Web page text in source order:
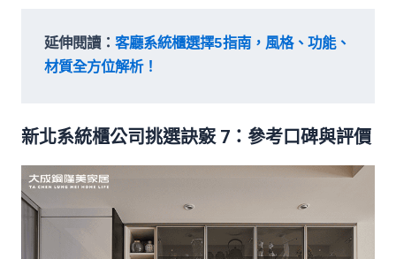
延伸閱讀：客廳系統櫃選擇5指南，風格、功能、
材質全方位解析！
新北系統櫃公司挑選訣竅 7：參考口碑與評價